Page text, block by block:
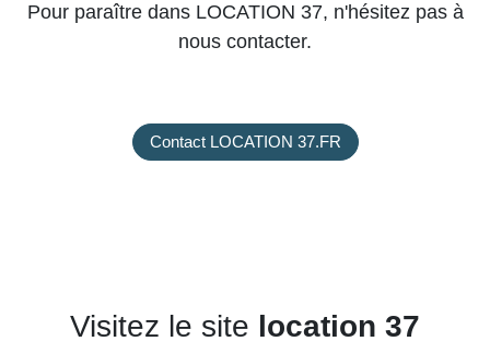
Pour paraître dans LOCATION 37, n'hésitez pas à
nous contacter.
Contact LOCATION 37.FR
Visitez le site location 37